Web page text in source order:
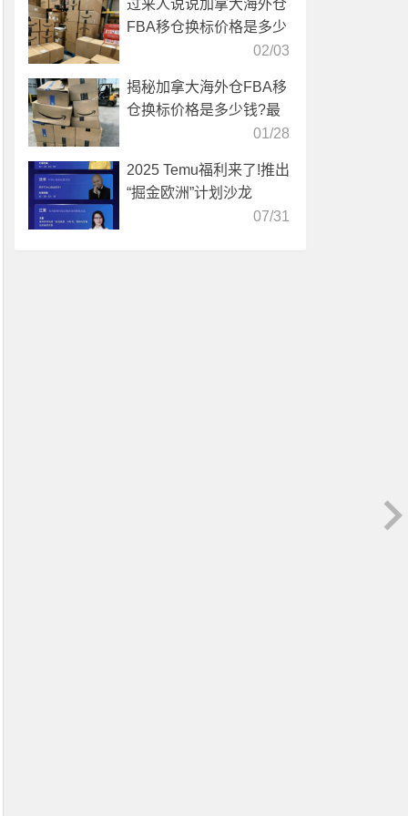
过来人说说加拿大海外仓
FBA移仓换标价格是多少
02/03
揭秘加拿大海外仓FBA移
仓换标价格是多少钱?最
01/28
2025 Temu福利来了!推出
“掘金欧洲”计划沙龙
07/31